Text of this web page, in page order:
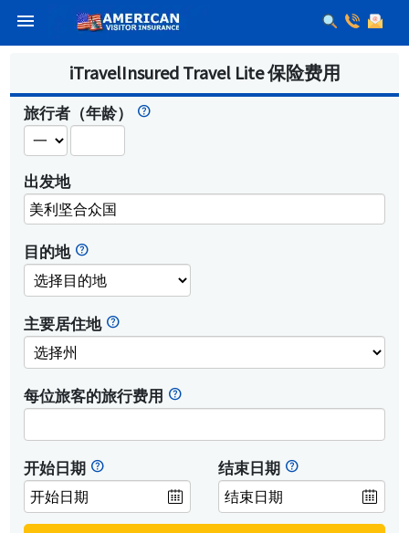
menu
iTravelInsured Travel Lite 保险费用
旅行者（年龄）
出发地
美利坚合众国
目的地
主要居住地
每位旅客的旅行费用
开始日期 结束日期